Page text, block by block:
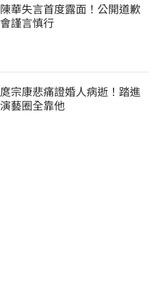
陳華失言首度露面！公開道歉
會謹言慎行
庹宗康悲痛證婚人病逝！踏進
演藝圈全靠他